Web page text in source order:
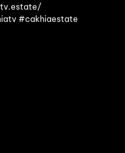
#cakhiaestate